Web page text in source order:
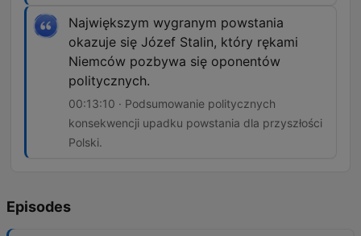
Największym wygranym powstania
okazuje się Józef Stalin, który rękami
Niemców pozbywa się oponentów
politycznych.
00:13:10 · Podsumowanie politycznych
konsekwencji upadku powstania dla przyszłości
Polski.
Episodes